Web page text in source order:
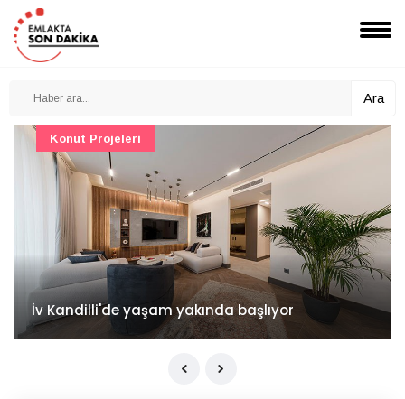
Ara
İv Kandilli'de yaşam yakında başlıyor
Konut Projeleri